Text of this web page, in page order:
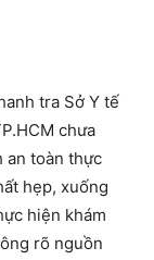
tra Sở Y tế
chưa
an toàn thực
hẹp, xuống
hiện khám
rõ nguồn